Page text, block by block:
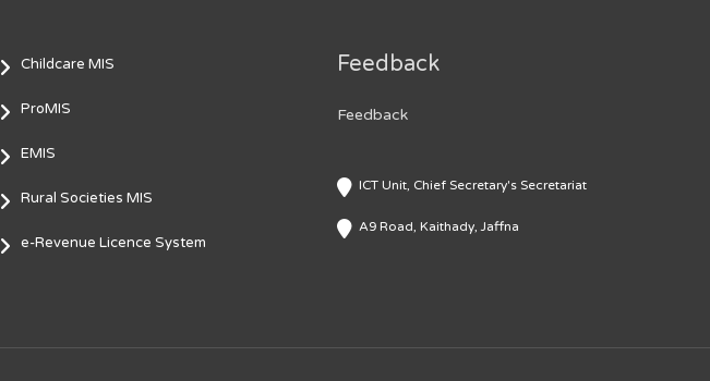
Childcare MIS
ProMIS
EMIS
Rural Societies MIS
e-Revenue Licence System
Feedback
Feedback
ICT Unit, Chief Secretary's Secretariat
A9 Road, Kaithady, Jaffna